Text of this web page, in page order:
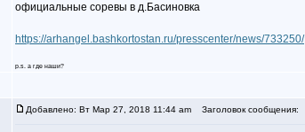
официальные соревы в д.Басиновка
https://arhangel.bashkortostan.ru/presscenter/news/733250/
p.s. а где наши?
Добавлено: Вт Мар 27, 2018 11:44 am Заголовок сообщения: